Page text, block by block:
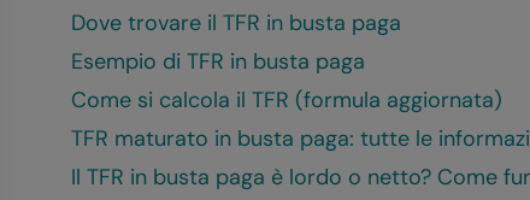
Dove trovare il TFR in busta paga
Esempio di TFR in busta paga
Come si calcola il TFR (formula aggiornata)
TFR maturato in busta paga: tutte le
Il TFR in busta paga è lordo o netto? Come